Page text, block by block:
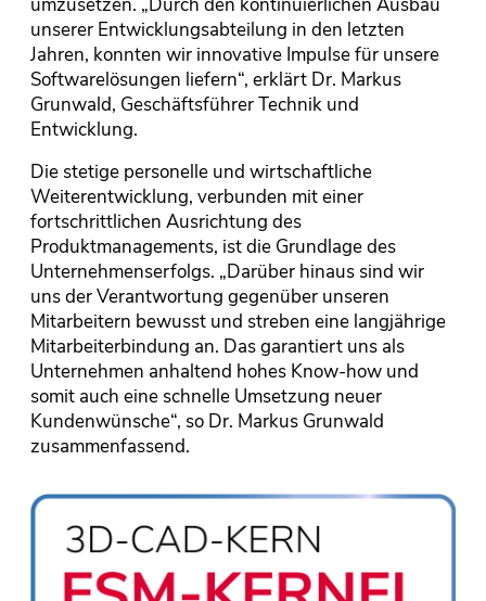
unserer Entwicklungsabteilung in den letzten
Jahren, konnten wir innovative Impulse für unsere
Softwarelösungen liefern“, erklärt Dr. Markus
Grunwald, Geschäftsführer Technik und
Entwicklung.
Die stetige personelle und wirtschaftliche
Weiterentwicklung, verbunden mit einer
fortschrittlichen Ausrichtung des
Produktmanagements, ist die Grundlage des
Unternehmenserfolgs. „Darüber hinaus sind wir
uns der Verantwortung gegenüber unseren
Mitarbeitern bewusst und streben eine langjährige
Mitarbeiterbindung an. Das garantiert uns als
Unternehmen anhaltend hohes Know-how und
somit auch eine schnelle Umsetzung neuer
Kundenwünsche“, so Dr. Markus Grunwald
zusammenfassend.